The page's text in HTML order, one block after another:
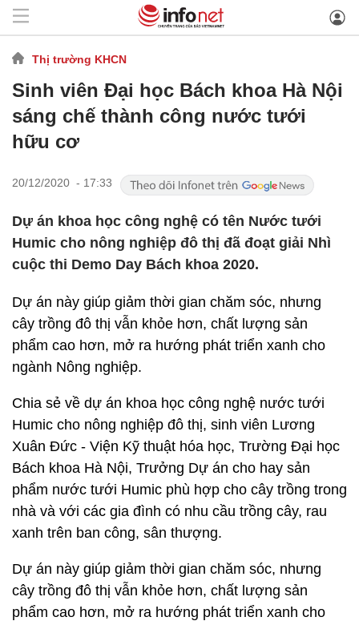
Thị trường KHCN
Sinh viên Đại học Bách khoa Hà Nội
sáng chế thành công nước tưới
hữu cơ
20/12/2020 - 17:33
Dự án khoa học công nghệ có tên Nước tưới
Humic cho nông nghiệp đô thị đã đoạt giải Nhì
cuộc thi Demo Day Bách khoa 2020.
Dự án này giúp giảm thời gian chăm sóc, nhưng
cây trồng đô thị vẫn khỏe hơn, chất lượng sản
phẩm cao hơn, mở ra hướng phát triển xanh cho
ngành Nông nghiệp.
Chia sẻ về dự án khoa học công nghệ nước tưới
Humic cho nông nghiệp đô thị, sinh viên Lương
Xuân Đức - Viện Kỹ thuật hóa học, Trường Đại học
Bách khoa Hà Nội, Trưởng Dự án cho hay sản
phẩm nước tưới Humic phù hợp cho cây trồng trong
nhà và với các gia đình có nhu cầu trồng cây, rau
xanh trên ban công, sân thượng.
Dự án này giúp giảm thời gian chăm sóc, nhưng
cây trồng đô thị vẫn khỏe hơn, chất lượng sản
phẩm cao hơn, mở ra hướng phát triển xanh cho